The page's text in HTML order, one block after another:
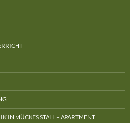
IN MÜCKES STALL – APARTMENT